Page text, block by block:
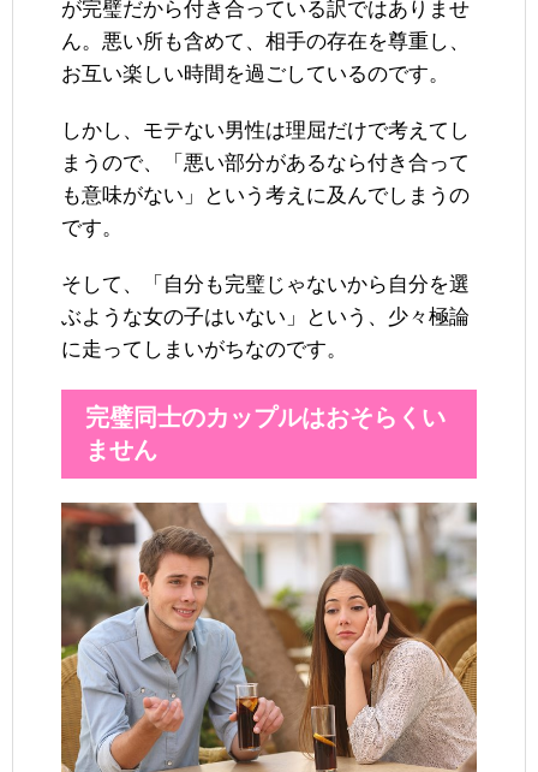
が完璧だから付き合っている訳ではありませ
ん。悪い所も含めて、相手の存在を尊重し、
お互い楽しい時間を過ごしているのです。
しかし、モテない男性は理屈だけで考えてし
まうので、「悪い部分があるなら付き合って
も意味がない」という考えに及んでしまうの
です。
そして、「自分も完璧じゃないから自分を選
ぶような女の子はいない」という、少々極論
に走ってしまいがちなのです。
完璧同士のカップルはおそらくい
ません